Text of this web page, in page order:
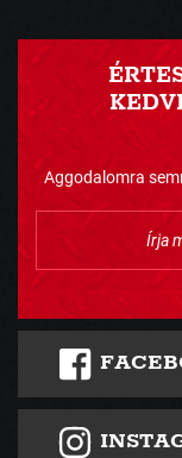
Aggodalomra